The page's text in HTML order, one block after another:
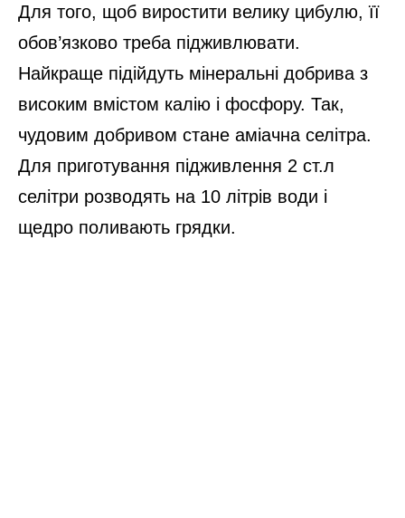
Для того, щоб виростити велику цибулю, її
обов’язково треба підживлювати.
Найкраще підійдуть мінеральні добрива з
високим вмістом калію і фосфору. Так,
чудовим добривом стане аміачна селітра.
Для приготування підживлення 2 ст.л
селітри розводять на 10 літрів води і
щедро поливають грядки.